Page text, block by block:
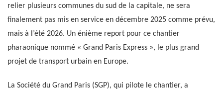
relier plusieurs communes du sud de la capitale, ne sera
finalement pas mis en service en décembre 2025 comme prévu,
mais à l’été 2026. Un énième report pour ce chantier
pharaonique nommé « Grand Paris Express », le plus grand
projet de transport urbain en Europe.
La Société du Grand Paris (SGP), qui pilote le chantier, a